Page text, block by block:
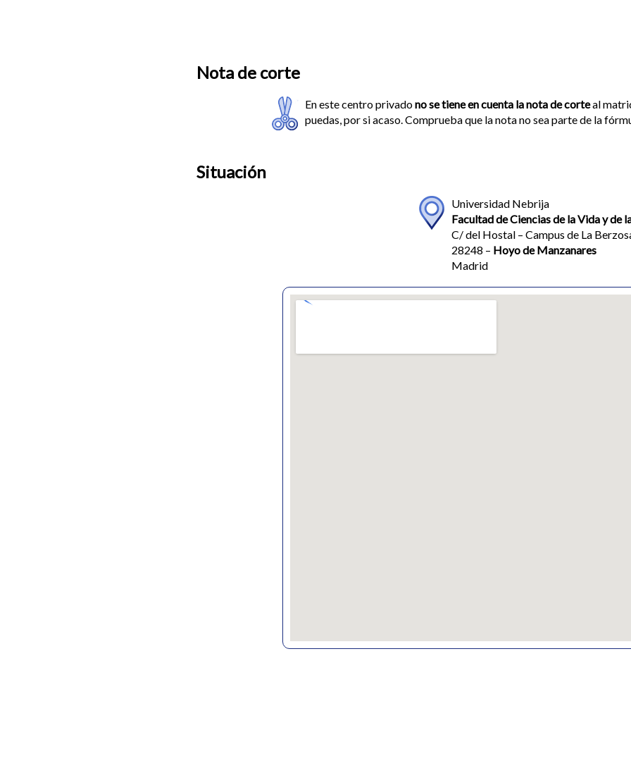
Nota de corte
En este centro privadono se tiene en cuenta la nota de corteal
puedas, por si acaso. Comprueba que la nota no sea parte de la
Situación
Universidad Nebrija
Facultad de Ciencias de la Vida y de
C/ del Hostal – Campus de La
28248 – Hoyo de Manzanares
Madrid